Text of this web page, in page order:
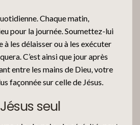
Chaque matin,
pour la journée. Soumettez-lui
à les délaisser ou à les exécuter
C’est ainsi que jour après
entre les mains de Dieu, votre
façonnée sur celle de Jésus.
seul